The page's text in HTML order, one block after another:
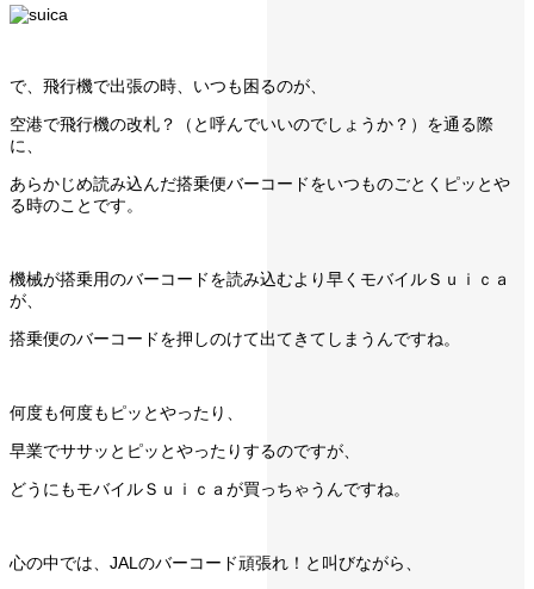
で、飛行機で出張の時、いつも困るのが、
空港で飛行機の改札？（と呼んでいいのでしょうか？）を通る際
に、
あらかじめ読み込んだ搭乗便バーコードをいつものごとくピッとや
る時のことです。
機械が搭乗用のバーコードを読み込むより早くモバイルＳｕｉｃａ
が、
搭乗便のバーコードを押しのけて出てきてしまうんですね。
何度も何度もピッとやったり、
早業でササッとピッとやったりするのですが、
どうにもモバイルＳｕｉｃａが買っちゃうんですね。
心の中では、JALのバーコード頑張れ！と叫びながら、